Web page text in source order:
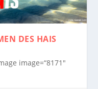
DES HAIS
image=“8171″